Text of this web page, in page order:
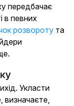
передбачає
в певних
розвороту та
Укласти
визначаєте,